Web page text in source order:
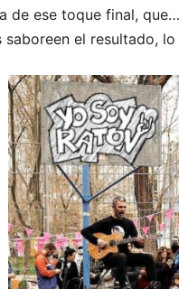
de ese toque final,
el resultado, lo